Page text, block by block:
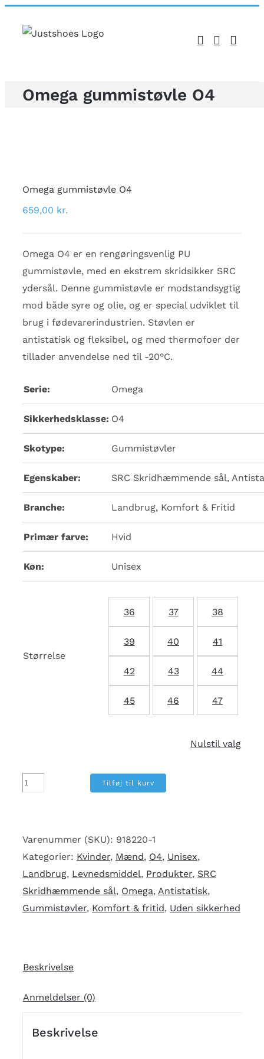
Omega gummistøvle O4
Omega gummistøvle O4
659,00 kr.
Omega O4 er en rengøringsvenlig PU
gummistøvle, med en ekstrem skridsikker SRC
ydersål. Denne gummistøvle er modstandsygtig
mod både syre og olie, og er special udviklet til
brug i fødevarerindustrien. Støvlen er
antistatisk og fleksibel, og med thermofoer der
tillader anvendelse ned til -20°C.
Serie: Omega
Sikkerhedsklasse: O4
Skotype: Gummistøvler
Egenskaber: SRC Skridhæmmende sål,
Branche: Landbrug, Komfort & Fritid
Primær farve: Hvid
Køn: Unisex
Størrelse
36 37 38
39 40 41
42 43 44
45 46 47
Nulstil valg
Omega
Tilføj til kurv
Varenummer (SKU): 918220-1
Kategorier: Kvinder, Mænd, O4, Unisex,
Landbrug, Levnedsmiddel, Produkter, SRC
Skridhæmmende sål, Omega, Antistatisk,
Gummistøvler, Komfort & fritid, Uden sikkerhed
Beskrivelse
Anmeldelser (0)
Beskrivelse